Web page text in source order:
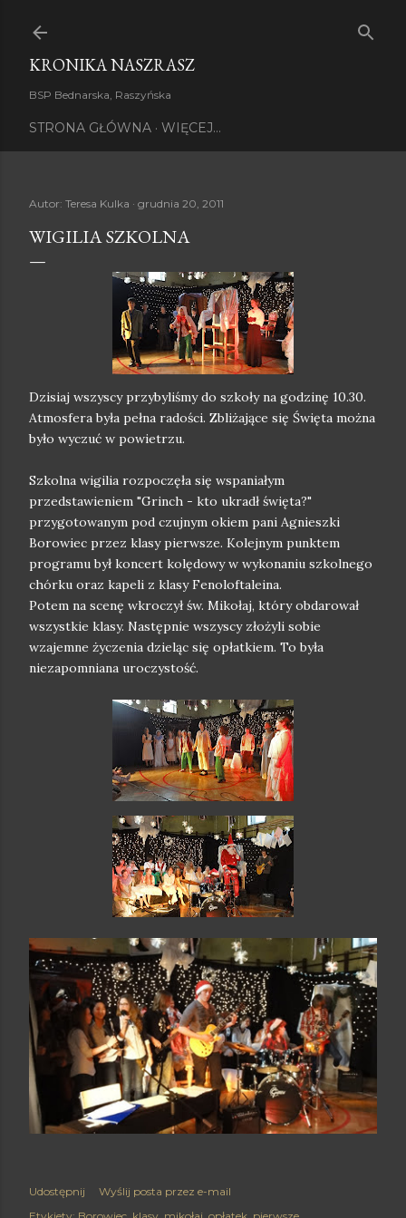
KRONIKA NASZRASZ
BSP Bednarska, Raszyńska
STRONA GŁÓWNA WIĘCEJ…
Autor: Teresa Kulka grudnia 20, 2011
WIGILIA SZKOLNA
Dzisiaj wszyscy przybyliśmy do szkoły na godzinę 10.30.
Atmosfera była pełna radości. Zbliżające się Święta można
było wyczuć w powietrzu.
Szkolna wigilia rozpoczęła się wspaniałym
przedstawieniem "Grinch - kto ukradł święta?"
przygotowanym pod czujnym okiem pani Agnieszki
Borowiec przez klasy pierwsze. Kolejnym punktem
programu był koncert kolędowy w wykonaniu szkolnego
chórku oraz kapeli z klasy Fenoloftaleina.
Potem na scenę wkroczył św. Mikołaj, który obdarował
wszystkie klasy. Następnie wszyscy złożyli sobie
wzajemne życzenia dzieląc się opłatkiem. To była
niezapomniana uroczystość.
Udostępnij
Wyślij posta przez e-mail